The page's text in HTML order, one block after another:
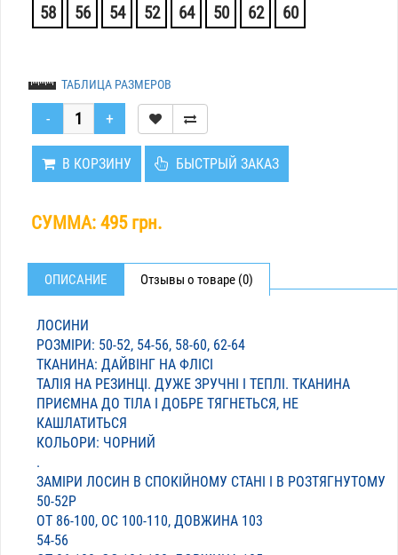
58 56 54 52 64 50 62 60
ТАБЛИЦА РАЗМЕРОВ
В КОРЗИНУ БЫСТРЫЙ ЗАКАЗ
СУММА: 495 грн.
ОПИСАНИЕ Отзывы о товаре (0)
ЛОСИНИ
РОЗМІРИ: 50-52, 54-56, 58-60, 62-64
ТКАНИНА: ДАЙВІНГ НА ФЛІСІ
ТАЛІЯ НА РЕЗИНЦІ. ДУЖЕ ЗРУЧНІ І ТЕПЛІ. ТКАНИНА
ПРИЄМНА ДО ТІЛА І ДОБРЕ ТЯГНЕТЬСЯ, НЕ
КАШЛАТИТЬСЯ
КОЛЬОРИ: ЧОРНИЙ
.
ЗАМІРИ ЛОСИН В СПОКІЙНОМУ СТАНІ І В РОЗТЯГНУТОМУ
50-52Р
ОТ 86-100, ОС 100-110, ДОВЖИНА 103
54-56